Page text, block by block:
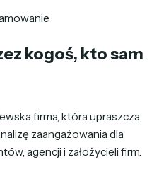
kogoś, kto sam
firma, która upraszcza
zaangażowania dla
agencji i założycieli firm.